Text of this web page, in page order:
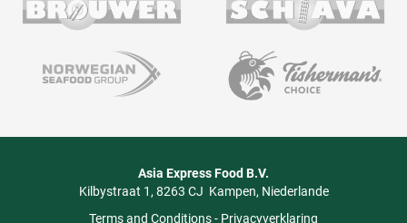
Asia Express Food B.V.
Kilbystraat 1 8263 CJ Kampen Niederlande
Terms and Conditions- Privacyverklaring